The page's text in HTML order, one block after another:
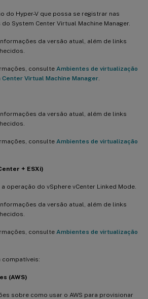
do Hyper-V que possa se registrar nas
System Center Virtual Machine Manager.
da versão atual, além de links
consulte Ambientes de virtualização
Virtual Machine Manager
da versão atual, além de links
consulte Ambientes de virtualização
+ ESXi)
operação do vSphere vCenter Linked Mode.
da versão atual, além de links
consulte Ambientes de virtualização
compatíveis:
(AWS)
sobre como usar o AWS para provisionar